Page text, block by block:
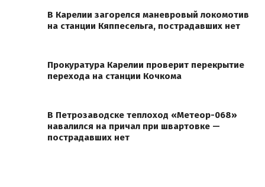
В Карелии загорелся маневровый локомотив
на станции Кяппесельга, пострадавших нет
Прокуратура Карелии проверит перекрытие
перехода на станции Кочкома
В Петрозаводске теплоход «Метеор-068»
навалился на причал при швартовке —
пострадавших нет